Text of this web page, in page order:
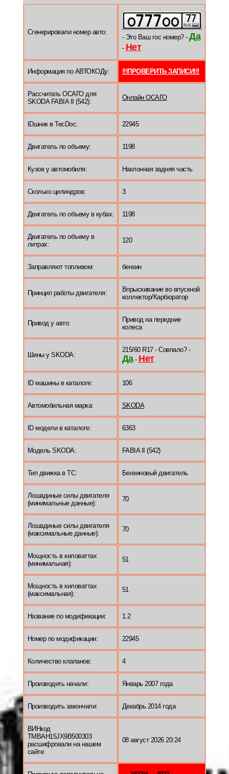
Сгенерировали номер авто:
- Это Ваш гос номер? - Да
- Нет
Информация по АВТОКОДу: !!!ПРОВЕРИТЬ ЗАПИСИ!!!
Рассчитать ОСАГО для
SKODA FABIA II (542):
Онлайн ОСАГО
IDшник в TecDoc: 22945
Двигатель по объему: 1198
Кузов у автомобиля: Наклонная задняя часть
Сколько цилиндров: 3
Двигатель по объему в кубах: 1198
Двигатель по объему в
литрах:
120
Заправляют топливом: бензин
Принцип работы двигателя:
Впрыскивание во впускной
коллектор/Карбюратор
Привод у авто:
Привод на передние
колеса
Шины у SKODA:
215/60 R17 - Совпало? -
Да- Нет
ID машины в каталоге: 106
Автомобильная марка: SKODA
ID модели в каталоге: 6363
Модель SKODA: FABIA II (542)
Тип движка в ТС: Бензиновый двигатель
Лошадиные силы двигателя
(минимальные данные):
70
Лошадиные силы двигателя
(максимальные данные):
70
Мощность в киловаттах
(минимальная):
51
Мощность в киловаттах
(максимальная):
51
Название по модификации: 1.2
Номер по модификации: 22945
Количество клапанов: 4
Производить начали: Январь 2007 года
Производить закончили: Декабрь 2014 года
ВИНкод
TMBAH15JX9B500303
расшифровали на нашем
сайте:
08 август 2026 20:24